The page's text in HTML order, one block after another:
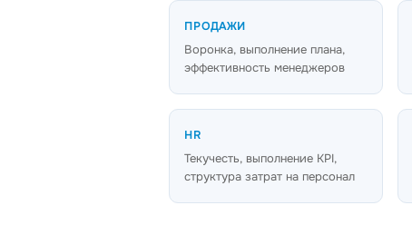
ПРОДАЖИ
Воронка, выполнение плана,
эффективность менеджеров
HR
Текучесть, выполнение KPI,
структура затрат на персонал